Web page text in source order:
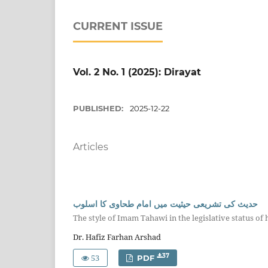
CURRENT ISSUE
Vol. 2 No. 1 (2025): Dirayat
PUBLISHED: 2025-12-22
Articles
حدیث کی تشریعی حیثیت میں امام طحاوی کا اسلوب
The style of Imam Tahawi in the legislative status of
Dr. Hafiz Farhan Arshad
53
PDF 37